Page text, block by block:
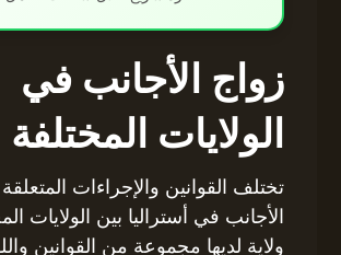
زواج الأجانب في
الولايات المختلفة
تختلف القوانين والإجراءات
الأجانب في أستراليا بين الولايات
ولاية لديها مجموعة من القوانين